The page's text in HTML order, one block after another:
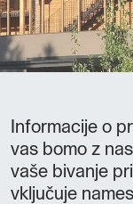
Informacije o
vas bomo z
vaše bivanje
vključuje